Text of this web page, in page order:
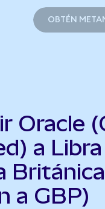
OBTÉN
Oracle
a Libra
Británica
a GBP)